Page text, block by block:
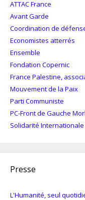
ATTAC France
Avant Garde
Coordination de
Economistes atterrés
Ensemble
Fondation Copernic
France Palestine,
Mouvement de la Paix
Parti Communiste
PC-Front de Gauche
Solidarité Internationale
Presse
L'Humanité, seul